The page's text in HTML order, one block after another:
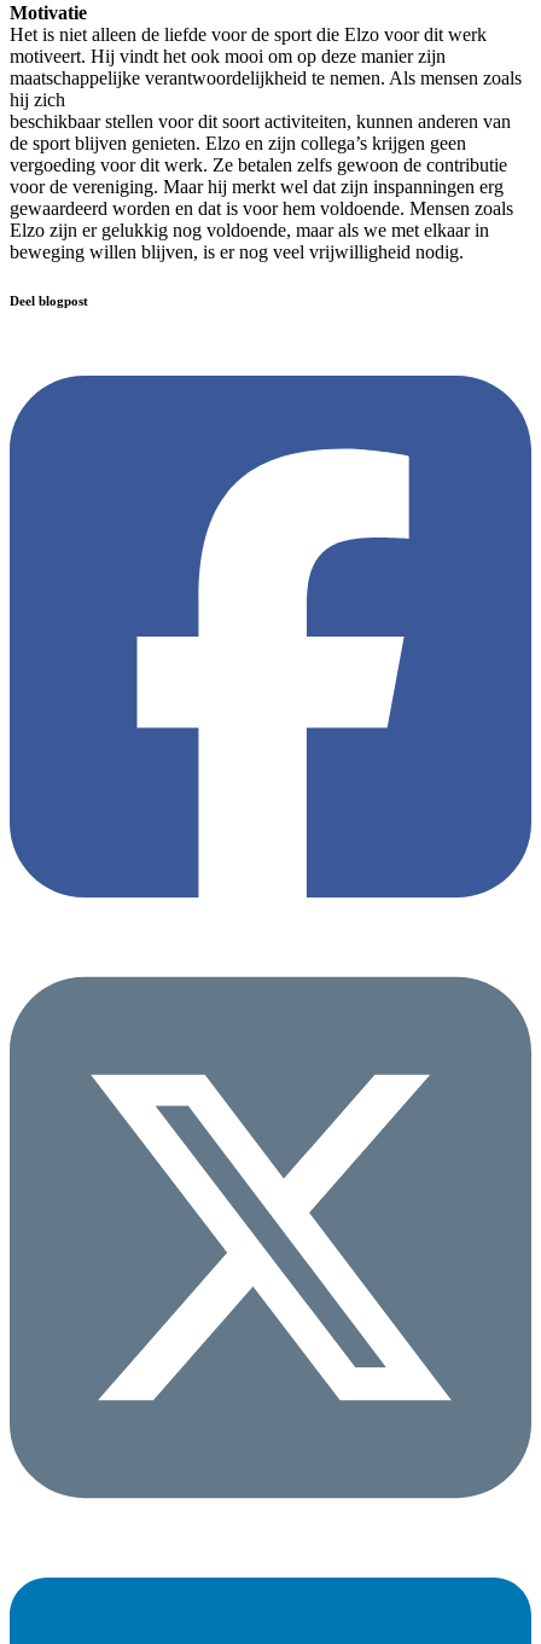
Motivatie
Het is niet alleen de liefde voor de sport die Elzo voor dit werk
motiveert. Hij vindt het ook mooi om op deze manier zijn
maatschappelijke verantwoordelijkheid te nemen. Als mensen zoals
hij zich
beschikbaar stellen voor dit soort activiteiten, kunnen anderen van
de sport blijven genieten. Elzo en zijn collega’s krijgen geen
vergoeding voor dit werk. Ze betalen zelfs gewoon de contributie
voor de vereniging. Maar hij merkt wel dat zijn inspanningen erg
gewaardeerd worden en dat is voor hem voldoende. Mensen zoals
Elzo zijn er gelukkig nog voldoende, maar als we met elkaar in
beweging willen blijven, is er nog veel vrijwilligheid nodig.
Deel blogpost